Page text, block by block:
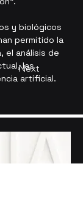
Next
y biológicos
permitido la
el análisis de
las
artificial.